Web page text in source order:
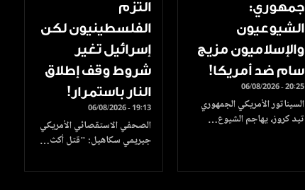
جمهوري:
الشيوعيون
والإسلاميون مزيج
سام ضد أمريكا!
06/08/2026 - 20:25
السيناتور الأمريكي الجمهوري
تيد كروز، يهاجم الشيوع…
التزم
الفلسطينيون لكن
إسرائيل تغير
شروط وقف إطلاق
النار باستمرار!
06/08/2026 - 19:13
الصحفي الاستقصائي الأمريكي
جيريمي سكاهيل: "قتل أكث…